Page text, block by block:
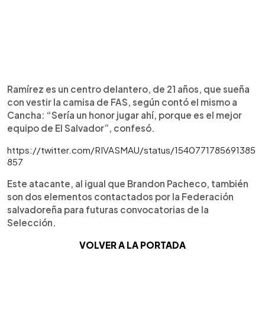
Ramírez es un centro delantero, de 21 años, que sueña
con vestir la camisa de FAS, según contó el mismo a
Cancha: “Sería un honor jugar ahí, porque es el mejor
equipo de El Salvador”, confesó.
https://twitter.com/RIVASMAU/status/1540771785691385
857
Este atacante, al igual que Brandon Pacheco, también
son dos elementos contactados por la Federación
salvadoreña para futuras convocatorias de la
Selección.
VOLVER A LA PORTADA